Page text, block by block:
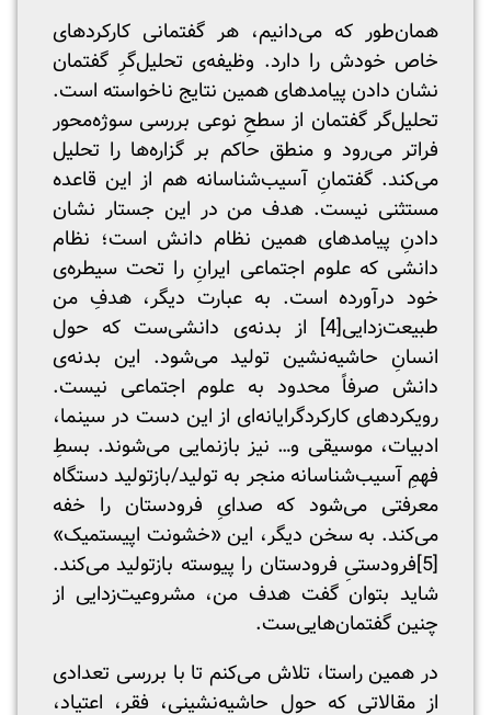
همان‌طور که می‌دانیم، هر گفتمانی کارکرد‌های
خاص خودش را دارد. وظیفه‌ی تحلیل‌گرِ گفتمان
نشان دادن پیامد‌های همین نتایج ناخواسته است.
تحلیل‌گر گفتمان از سطحِ نوعی بررسی سوژه‌محور
فراتر می‌‌رود و منطق حاکم بر گزاره‌ها را تحلیل
می‌کند. گفتمانِ آسیب‌شناسانه هم از این قاعده
مستثنی نیست. هدف من در این جستار نشان
دادنِ پیامد‌های همین نظام دانش است؛ نظام
دانشی که علوم اجتماعی ایرانِ را تحت سیطره‌ی
خود درآورده است. به عبارت دیگر، هدفِ من
طبیعت‌زدایی[4]
از بدنه‌ی دانشی‌ست که حول
انسانِ حاشیه‌نشین تولید می‌شود. این بدنه‌ی
دانش صرفاً محدود به علوم اجتماعی نیست.
رویکرد‌های کارکردگرایانه‌ای از این دست در سینما،
ادبیات، موسیقی و… نیز بازنمایی می‌شوند. بسطِ
فهمِ آسیب‌شناسانه منجر به تولید/بازتولید دستگاه
معرفتی می‌شود که صدایِ فرودستان را خفه
می‌کند. به سخن دیگر، این «خشونت اپیستمیک»
[5] فرودستیِ فرودستان را پیوسته بازتولید می‌کند.
شاید بتوان گفت هدف من، مشروعیت‌زدایی از
چنین گفتمان‌هایی‌ست.
در همین راستا، تلاش می‌کنم تا با بررسی تعدادی
از مقالاتی که حولِ حاشیه‌نشینی، فقر، اعتیاد،